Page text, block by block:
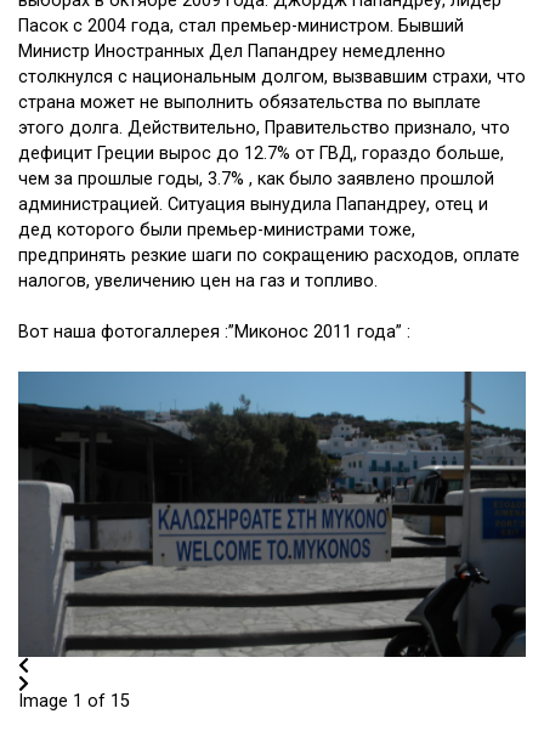
Пасок с 2004 года, стал премьер-министром. Бывший
Министр Иностранных Дел Папандреу немедленно
столкнулся с национальным долгом, вызвавшим страхи, что
страна может не выполнить обязательства по выплате
этого долга. Действительно, Правительство признало, что
дефицит Греции вырос до 12.7% от ГВД, гораздо больше,
чем за прошлые годы, 3.7% , как было заявлено прошлой
администрацией. Ситуация вынудила Папандреу, отец и
дед которого были премьер-министрами тоже,
предпринять резкие шаги по сокращению расходов, оплате
налогов, увеличению цен на газ и топливо.
Image 1 of 15